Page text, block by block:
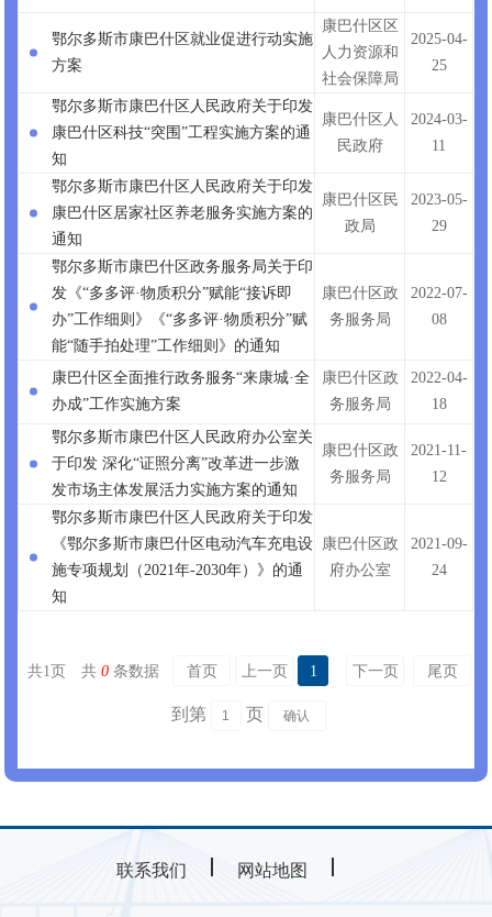
鄂尔多斯市康巴什区就业促进行动实施
方案
康巴什区区
人力资源和
社会保障局
2025-04-
25
鄂尔多斯市康巴什区人民政府关于印发
康巴什区科技“突围”工程实施方案的通
知
康巴什区人
民政府
2024-03-
11
鄂尔多斯市康巴什区人民政府关于印发
康巴什区居家社区养老服务实施方案的
通知
康巴什区民
政局
2023-05-
29
鄂尔多斯市康巴什区政务服务局关于印
发《“多多评·物质积分”赋能“接诉即
办”工作细则》《“多多评·物质积分”赋
能“随手拍处理”工作细则》的通知
康巴什区政
务服务局
2022-07-
08
康巴什区全面推行政务服务“来康城·全
办成”工作实施方案
康巴什区政
务服务局
2022-04-
18
鄂尔多斯市康巴什区人民政府办公室关
于印发 深化“证照分离”改革进一步激
发市场主体发展活力实施方案的通知
康巴什区政
务服务局
2021-11-
12
鄂尔多斯市康巴什区人民政府关于印发
《鄂尔多斯市康巴什区电动汽车充电设
施专项规划（2021年-2030年）》的通
知
康巴什区政
府办公室
2021-09-
24
共1 页 共 0 条数据 首页 上一页 1 下一页 尾页
到第 页